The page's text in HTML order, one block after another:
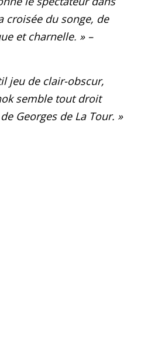
croisée du songe, de
et charnelle. » –
jeu de clair-obscur,
semble tout droit
Georges de La Tour. »